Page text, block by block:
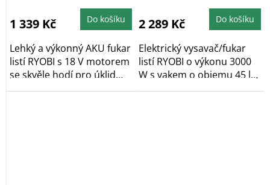
1 339 Kč Do košíku
Lehký a výkonný AKU fukar
listí RYOBI s 18 V motorem
se skvěle hodí pro úklid
dvorků,...
2 289 Kč Do košíku
Elektrický vysavač/fukar
listí RYOBI o výkonu 3000
W s vakem o objemu 45 l
se skvěle...